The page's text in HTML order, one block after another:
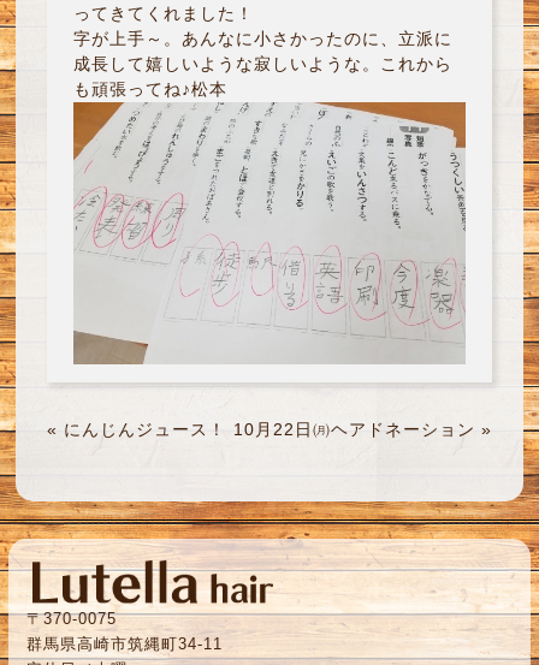
ってきてくれました！
字が上手～。あんなに小さかったのに、立派に
成長して嬉しいような寂しいような。これから
も頑張ってね♪松本
« にんじんジュース！ 10月22日㈪ヘアドネーション »
〒370-0075
群馬県高崎市筑縄町34-11